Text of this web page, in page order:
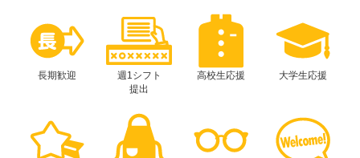
長期歓迎
週1シフト
提出
高校生応援 大学生応援